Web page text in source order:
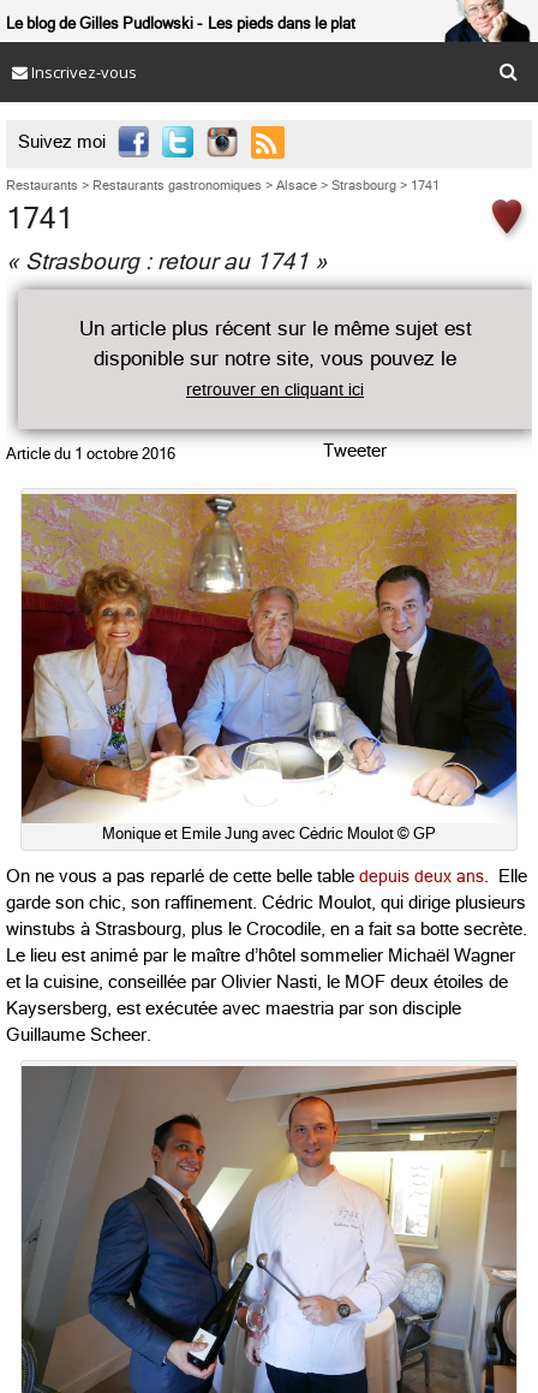
Le blog de Gilles Pudlowski Les pieds dans le plat
Inscrivez-vous
Suivez moi 
Restaurants > Restaurants gastronomiques > Alsace > Strasbourg > 1741
1741
« Strasbourg : retour au 1741 »
Un article plus récent sur le même sujet est
disponible sur notre site, vous pouvez le
retrouver en cliquant ici
Article du 1 octobre 2016 Tweeter
Monique et Emile Jung avec Cédric Moulot © GP
On ne vous a pas reparlé de cette belle table depuis deux ans. Elle
garde son chic, son raffinement. Cédric Moulot, qui dirige plusieurs
winstubs à Strasbourg, plus le Crocodile, en a fait sa botte secrète.
Le lieu est animé par le maître d’hôtel sommelier Michaël Wagner
et la cuisine, conseillée par Olivier Nasti, le MOF deux étoiles de
Kaysersberg, est exécutée avec maestria par son disciple
Guillaume Scheer.